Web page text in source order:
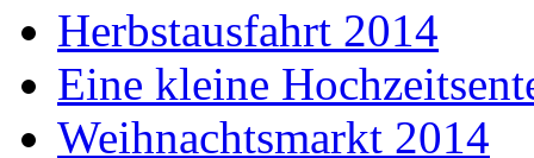
Herbstausfahrt 2014
Eine kleine
Weihnachtsmarkt 2014